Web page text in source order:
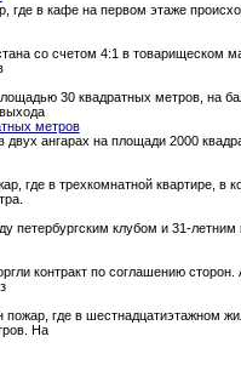
в кафе на первом этаже
со счетом 4:1 в товарищеском
30 квадратных метров, на
метров
ангарах на площади 2000
где в трехкомнатной квартире, в
петербургским клубом и 31-летним
контракт по соглашению
пожар, где в шестнадцатиэтажном
На